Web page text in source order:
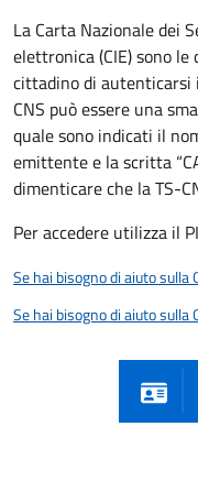
La Carta Nazionale dei
elettronica (CIE) sono
cittadino di autenticarsi
CNS può essere una
quale sono indicati il
emittente e la scritta
dimenticare che la TS-
Per accedere utilizza il
Se hai bisogno di aiuto sulla
Se hai bisogno di aiuto sulla